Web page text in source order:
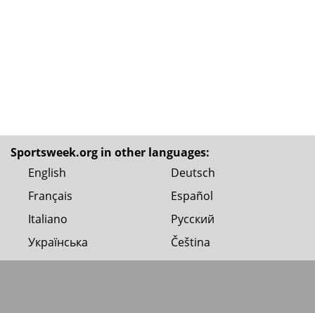
Sportsweek.org in other languages:
English
Deutsch
Français
Español
Italiano
Русский
Українська
Čeština